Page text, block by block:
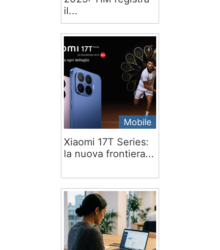
il...
Mobile
Xiaomi 17T Series:
la nuova frontiera...